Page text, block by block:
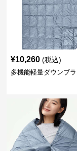
¥10,260 (税込)
多機能軽量ダウンブ